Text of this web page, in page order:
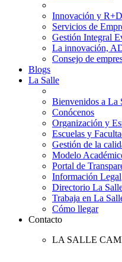
Innovación y R+D
Servicios de
Gestión Integral
La innovación,
Consejo de
Blogs
La Salle
Bienvenidos a La
Conócenos
Organización y
Escuelas y
Gestión de la
Modelo
Portal de
Información Legal
Directorio La
Trabaja en La
Cómo llegar
Contacto
LA SALLE